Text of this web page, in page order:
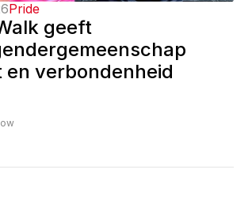
Pride
geeft
en verbondenheid